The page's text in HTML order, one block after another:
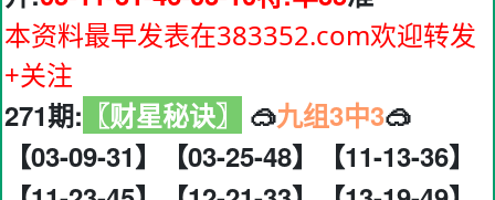
本资料最早发表在383352.com欢迎转发
+关注
271期: 〖财星秘诀〗 🥽九组3中3🥽
【03-09-31】【03-25-48】【11-13-36】